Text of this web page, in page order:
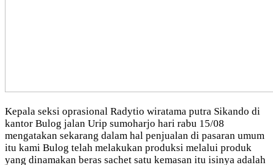
Kepala seksi oprasional Radytio wiratama putra Sikando di
kantor Bulog jalan Urip sumoharjo hari rabu 15/08
mengatakan sekarang dalam hal penjualan di pasaran umum
itu kami Bulog telah melakukan produksi melalui produk
yang dinamakan beras sachet satu kemasan itu isinya adalah